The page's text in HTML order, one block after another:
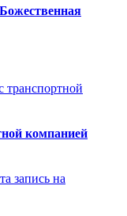
компанией